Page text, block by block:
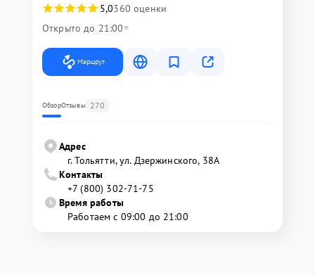
5,0360 оценки
Открыто до 21:00
Маршрут
ОбзорОтзывы 270
Адрес
г. Тольятти, ул. Дзержинского, 38А
Контакты
+7 (800) 302-71-75
Время работы
Работаем с 09:00 до 21:00